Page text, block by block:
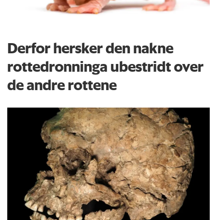
Derfor hersker den nakne
rottedronninga ubestridt over
de andre rottene